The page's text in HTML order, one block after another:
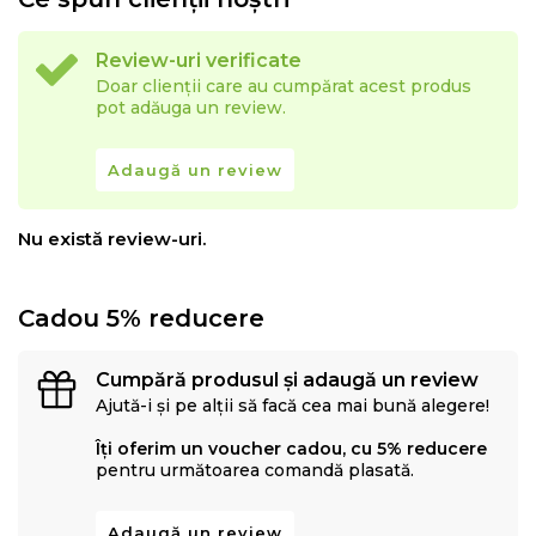
Structura saltelei este profilata cu canale pe suprafata
spatiului de dormit, astfel incat impreuna cu
a fibrelor saregleze temperatura
corpului in timpul somnului.
ventilatie optima in timpul somnului si impiedicand formarea
alergiilor.
efect de micromasaj ce ajuta la
Review-uri verificate
Doar clienții care au cumpărat acest produs
pot adăuga un review.
Adaugă un review
Nu există review-uri.
Cadou 5% reducere
Cumpără produsul și adaugă un review
Ajută-i și pe alții să facă cea mai bună alegere!
Îți oferim un voucher cadou, cu 5% reducere
pentru următoarea comandă plasată.
Adaugă un review